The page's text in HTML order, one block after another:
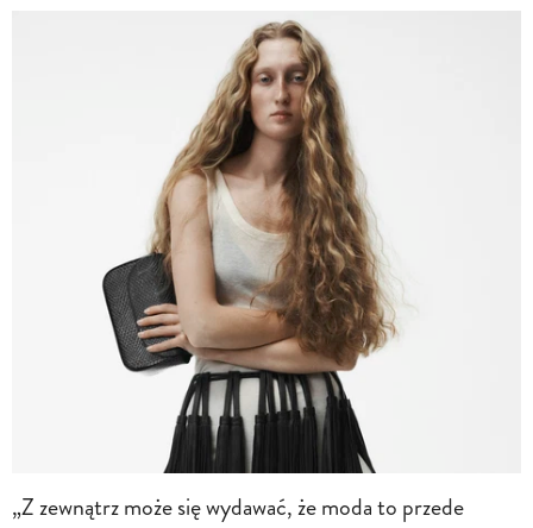
„Z zewnątrz może się wydawać, że moda to przede